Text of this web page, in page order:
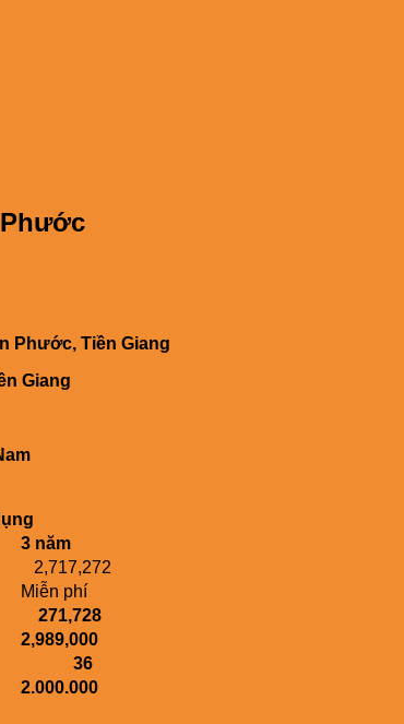
Phước, Tiền Giang
Giang
3 năm
2,717,272
Miễn phí
271,728
2,989,000
36
2.000.000